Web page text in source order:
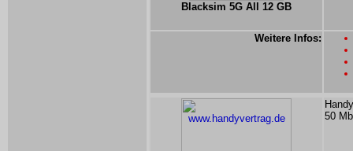
Blacksim 5G All 12 GB
Weitere Infos:
50